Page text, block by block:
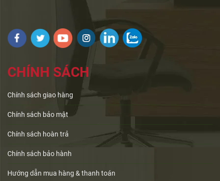
CHÍNH SÁCH
Chính sách giao hàng
Chính sách bảo mật
Chính sách hoàn trả
Chính sách bảo hành
Hướng dẫn mua hàng & thanh toán